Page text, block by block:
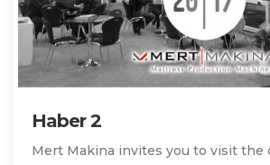
Haber 2
Mert Makina invites you to visit the